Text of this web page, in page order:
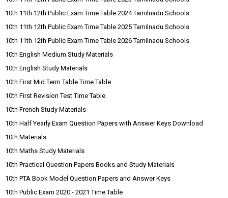
10th 11th 12th Public Exam Time Table 2024 Tamilnadu Schools
10th 11th 12th Public Exam Time Table 2025 Tamilnadu Schools
10th 11th 12th Public Exam Time Table 2026 Tamilnadu Schools
10th English Medium Study Materials
10th English Study Materials
10th First Mid Term Table Time Table
10th First Revision Test Time Table
10th French Study Materials
10th Half Yearly Exam Question Papers with Answer Keys Download
10th Materials
10th Maths Study Materials
10th Practical Question Papers Books and Study Materials
10th PTA Book Model Question Papers and Answer Keys
10th Public Exam 2020 - 2021 Time Table